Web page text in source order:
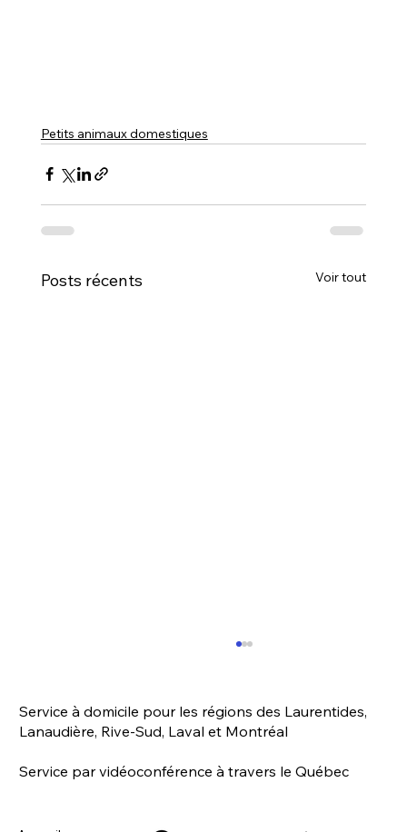
Petits animaux domestiques
Posts récents Voir tout
Service à domicile pour les régions des Laurentides,
Lanaudière, Rive-Sud, Laval et Montréal
Service par vidéoconférence à travers le Québec